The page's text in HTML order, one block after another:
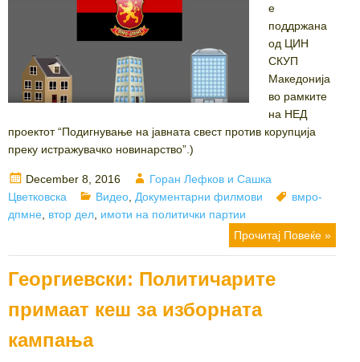
е
поддржана
од ЦИН
СКУП
Македонија
во рамките
на НЕД
проектот “Подигнување на јавната свест против корупција
преку истражувачко новинарство”.)
Posted
on
December 8, 2016 Author
Горан Лефков и Сашка
Цветковска
Categories
Видео Документарни филмови Tags
вмро-
дпмне втор дел имоти на политички партии
Прочитај Повеќе »
Георгиевски: Политичарите
примаат кеш за изборната
кампања